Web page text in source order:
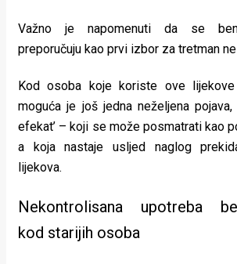
Važno je napomenuti da se
preporučuju kao prvi izbor za tretman
Kod osoba koje koriste ove
moguća je još jedna neželjena
efekat’ – koji se može posmatrati kao
a koja nastaje usljed naglog
lijekova.
Nekontrolisana upotreba
kod starijih osoba